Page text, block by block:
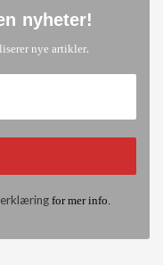
nyheter!
nye artikler.
for mer info.